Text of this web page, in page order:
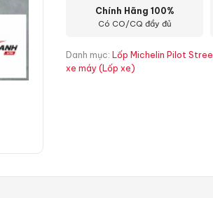
Chính Hãng 100%
Có CO/CQ đầy đủ
Danh mục: Lốp Michelin Pilot
xe máy (Lốp xe)